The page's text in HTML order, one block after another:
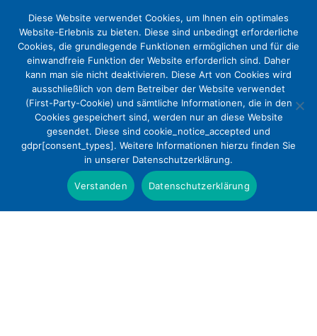
Freigemeinnützige Krankenhäuser:
Abschlussstark bei Pflegebudgets
Presse
Diese Website verwendet Cookies, um Ihnen ein optimales
Website-Erlebnis zu bieten. Diese sind unbedingt erforderliche
Cookies, die grundlegende Funktionen ermöglichen und für die
einwandfreie Funktion der Website erforderlich sind. Daher
kann man sie nicht deaktivieren. Diese Art von Cookies wird
ausschließlich von dem Betreiber der Website verwendet
(First-Party-Cookie) und sämtliche Informationen, die in den
Cookies gespeichert sind, werden nur an diese Website
gesendet. Diese sind cookie_notice_accepted und
gdpr[consent_types]. Weitere Informationen hierzu finden Sie
in unserer Datenschutzerklärung.
Verstanden Datenschutzerklärung